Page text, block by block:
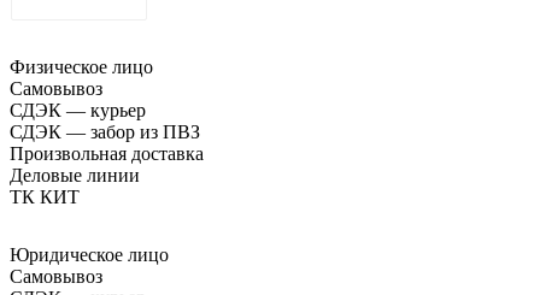
Физическое лицо
Самовывоз
СДЭК — курьер
СДЭК — забор из ПВЗ
Произвольная доставка
Деловые линии
ТК КИТ
Юридическое лицо
Самовывоз